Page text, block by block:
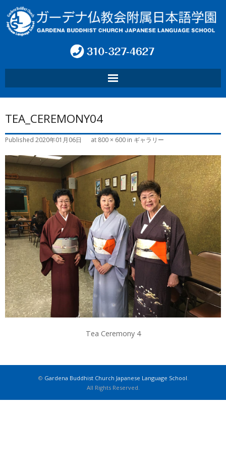
ホーム
学園について
お問い合わせ
お知らせ
Language:
TEA_CEREMONY04
Published 2020年01月06日 at 800 × 600 in ギャラリー
Tea Ceremony 4
© Gardena Buddhist Church Japanese Language School
All Rights Reserved.